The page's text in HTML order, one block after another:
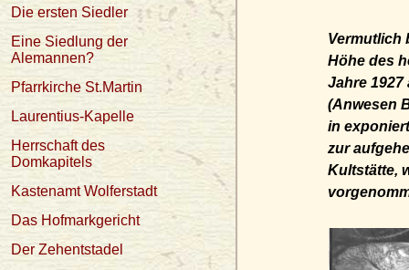
Vermutlich
Höhe des
Jahre
(Anwesen
in
zur
Kultstätte,
Die ersten Siedler
Eine Siedlung der
Alemannen?
Pfarrkirche St.Martin
Laurentius-Kapelle
Herrschaft des
Domkapitels
Kastenamt Wolferstadt
Das Hofmarkgericht
Der Zehentstadel